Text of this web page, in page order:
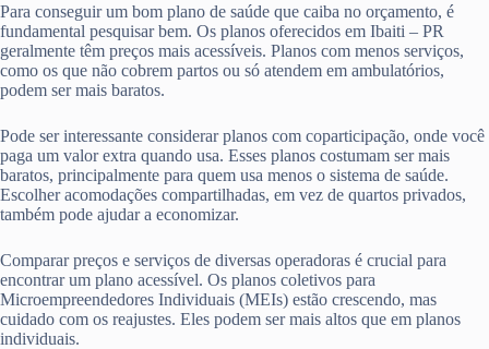
Para conseguir um bom plano de saúde que caiba no orçamento, é
fundamental pesquisar bem. Os planos oferecidos em Ibaiti – PR
geralmente têm preços mais acessíveis. Planos com menos serviços,
como os que não cobrem partos ou só atendem em ambulatórios,
podem ser mais baratos.
Pode ser interessante considerar planos com coparticipação, onde você
paga um valor extra quando usa. Esses planos costumam ser mais
baratos, principalmente para quem usa menos o sistema de saúde.
Escolher acomodações compartilhadas, em vez de quartos privados,
também pode ajudar a economizar.
Comparar preços e serviços de diversas operadoras é crucial para
encontrar um plano acessível. Os planos coletivos para
Microempreendedores Individuais (MEIs) estão crescendo, mas
cuidado com os reajustes. Eles podem ser mais altos que em planos
individuais.